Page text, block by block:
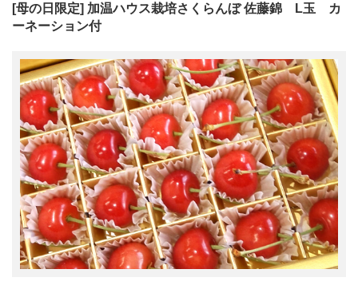
[母の日限定] 加温ハウス栽培さくらんぼ 佐藤錦 L玉 カ
ーネーション付